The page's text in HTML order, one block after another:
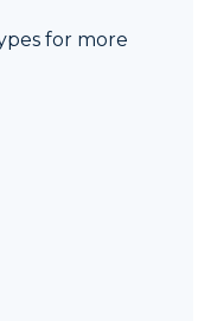
for more